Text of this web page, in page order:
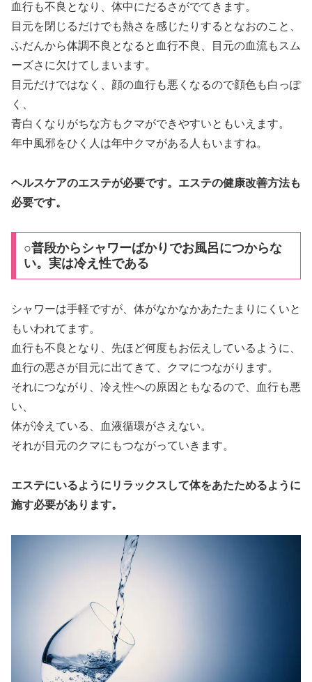
血行も不良となり、体中にだるさがでてきます。
目元を閉じるだけでも熱さを感じたりするとなおのこと、
ふだんから体調不良となると血行不良、目元の血流もスム
ーズさに欠けてしまいます。
目元だけではなく、顔の血行も悪くなるので顔色も白っぽ
く、
青白くなりがちな方もクマができやすいともいえます。
年中風邪をひく人は年中クマがある人もいますね。
ヘルスケアのエステが必要です。エステの健康改善方法も
必要です。
○普段からシャワーばかりでお風呂につからな
い。実は冷え性である
シャワーは手軽ですが、体がなかなかあたたまりにくいと
もいわれてます。
血行も不良となり、先ほど何度もお伝えしているように、
血行の悪さが目元に出てきて、クマにつながります。
それにつながり、冷え性への原因ともなるので、血行も悪
い、
体が冷えている、血液循環がさえない。
それが目元のクマにもつながっていきます。
エステにいるようにリラックスして体をあたためるように
施す必要があります。